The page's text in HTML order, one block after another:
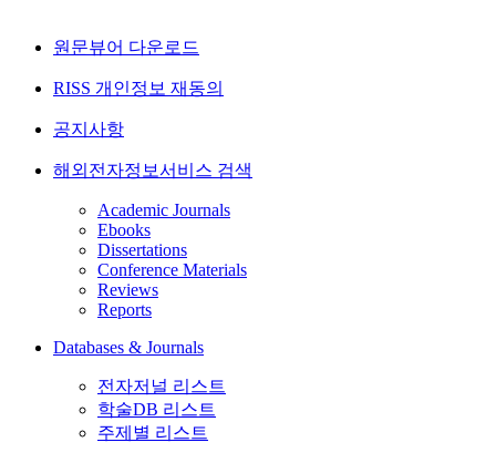
원문뷰어 다운로드
RISS 개인정보 재동의
공지사항
해외전자정보서비스 검색
Academic Journals
Ebooks
Dissertations
Conference Materials
Reviews
Reports
Databases & Journals
전자저널 리스트
학술DB 리스트
주제별 리스트